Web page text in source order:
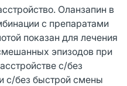
Оланзапин в
с препаратами
показан для лечения
эпизодов при
с/без
с/без быстрой смены